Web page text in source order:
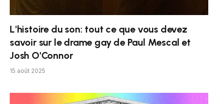
L'histoire du son: tout ce que vous devez
savoir sur le drame gay de Paul Mescal et
Josh O'Connor
15 août 2025